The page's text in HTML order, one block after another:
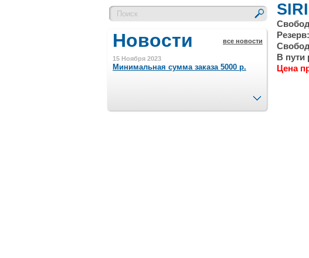
Новости все новости
15 Ноября 2023
Минимальная сумма заказа 5000 р.
Шляпные коробочки производим
В пути
Цена